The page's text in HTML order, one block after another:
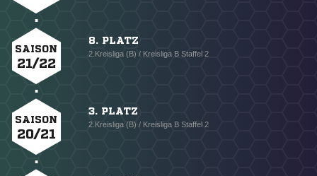
SAISON
21/22
8. PLATZ
2.Kreisliga (B) / Kreisliga B Staffel 2
SAISON
20/21
3. PLATZ
2.Kreisliga (B) / Kreisliga B Staffel 2